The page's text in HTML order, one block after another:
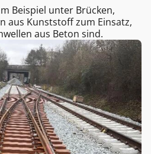
Beispiel unter Brücken,
aus Kunststoff zum Einsatz,
aus Beton sind.